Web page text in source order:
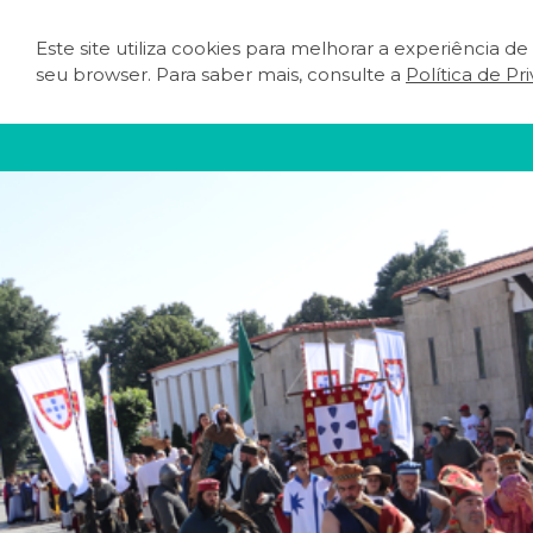
Este site utiliza cookies para melhorar a experiência
seu browser. Para saber mais, consulte a Política de
O QUE FAZER